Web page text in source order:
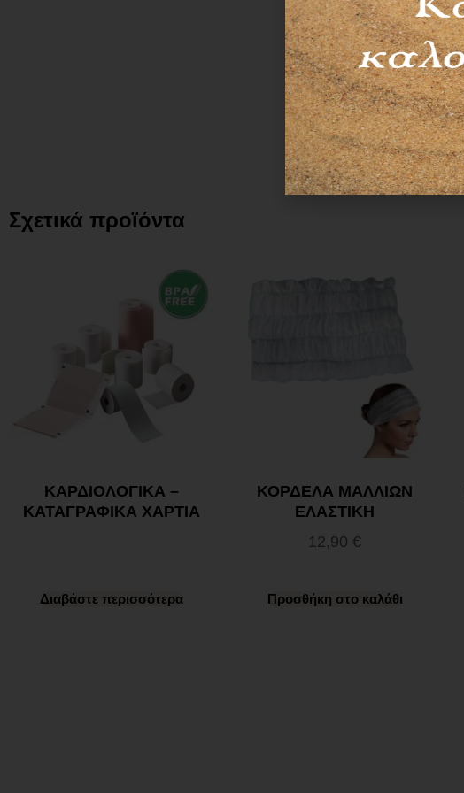
Σχετικά προϊόντα
ΚΑΡΔΙΟΛΟΓΙΚΑ –
ΚΑΤΑΓΡΑΦΙΚΑ ΧΑΡΤΙΑ
Διαβάστε περισσότερα
ΚΟΡΔΕΛΑ ΜΑΛΛΙΩΝ
ΕΛΑΣΤΙΚΗ
12,90 €
Προσθήκη στο καλάθι